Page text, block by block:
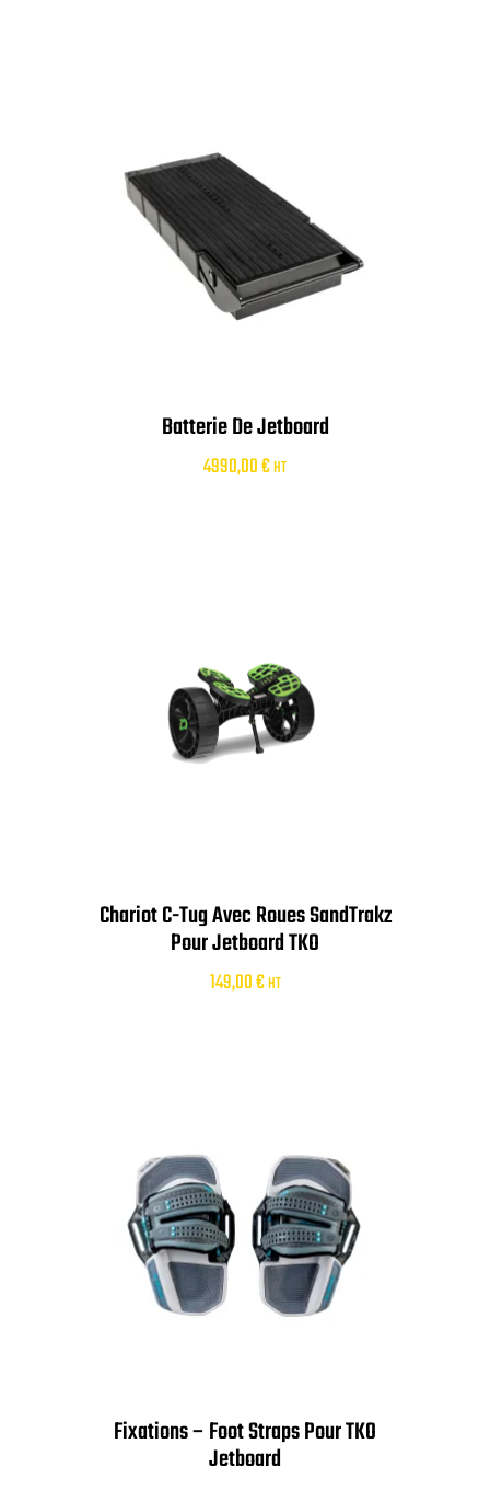
Batterie De Jetboard
4990,00€HT
Chariot C-Tug Avec Roues SandTrakz
Pour Jetboard TKO
149,00€HT
Fixations – Foot Straps Pour TKO
Jetboard